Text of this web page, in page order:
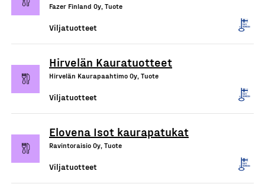
Fazer Finland Oy, Tuote
Viljatuotteet
Hirvelän Kauratuotteet
Hirvelän Kaurapaahtimo Oy, Tuote
Viljatuotteet
Elovena Isot kaurapatukat
Ravintoraisio Oy, Tuote
Viljatuotteet